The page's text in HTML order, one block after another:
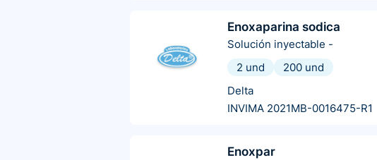
Enoxaparina sodica
Solución inyectable -
2 und
200 und
Delta
INVIMA 2021MB-0016475-R1
Enoxpar